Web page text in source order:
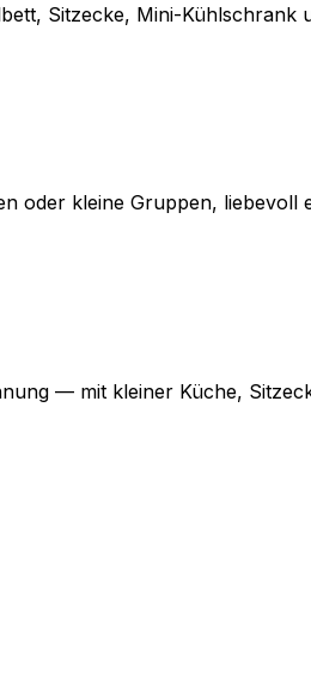
Sitzecke, Mini-Kühlschrank
oder kleine Gruppen, liebevoll
— mit kleiner Küche,